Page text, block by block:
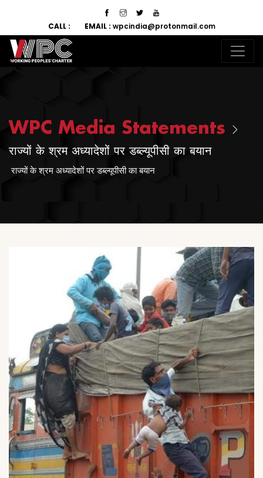
CALL : EMAIL : wpcindia@protonmail.com
WPC Media Statements
राज्यों के श्रम अध्यादेशों पर डब्ल्यूपीसी का बयान
राज्यों के श्रम अध्यादेशों पर डब्ल्यूपीसी का बयान